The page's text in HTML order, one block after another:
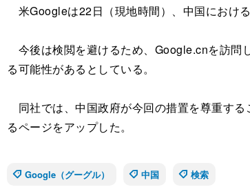
米Googleは22日（現地時間）、中国におけ
今後は検閲を避けるため、Google.cnを訪問
る可能性があるとしている。
同社では、中国政府が今回の措置を尊重す
るページをアップした。
Google（グーグル）
中国 検索